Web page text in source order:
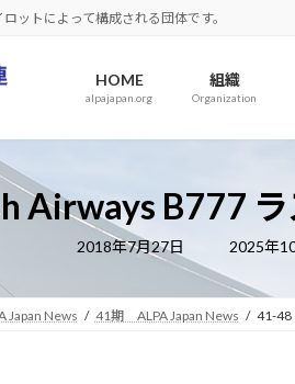
ットによって構成される団体です。
HOME
alpajapan.org
組織
Organization
Airways B777
2018年7月27日
最
更
新
時
2025年
Japan News 41期 ALPA Japan News 41-48